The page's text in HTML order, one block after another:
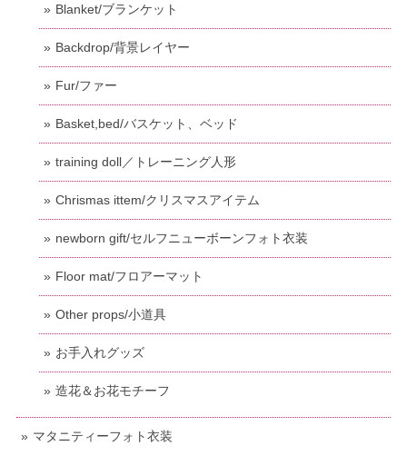
Blanket/ブランケット
Backdrop/背景レイヤー
Fur/ファー
Basket,bed/バスケット、ベッド
training doll／トレーニング人形
Chrismas ittem/クリスマスアイテム
newborn gift/セルフニューボーンフォト衣装
Floor mat/フロアーマット
Other props/小道具
お手入れグッズ
造花＆お花モチーフ
マタニティーフォト衣装